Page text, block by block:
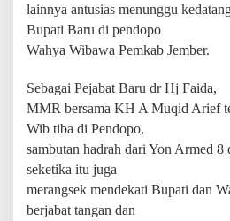
u
p
a
d
a
n
W
a
i
lainnya antusias menunggu
Bupati Baru di pendopo
Wahya Wibawa Pemkab Jember.
Sebagai Pejabat Baru dr Hj Faida,
MMR bersama KH A Muqid Arief
Wib tiba di Pendopo,
sambutan hadrah dari Yon Armed 8
seketika itu juga
merangsek mendekati Bupati dan
berjabat tangan dan